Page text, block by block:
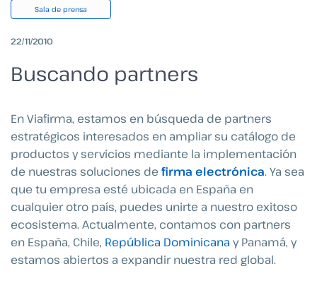
Sala de prensa
22/11/2010
Buscando partners
En Viafirma, estamos en búsqueda de partners
estratégicos interesados en ampliar su catálogo de
productos y servicios mediante la implementación
de nuestras soluciones de firma electrónica. Ya sea
que tu empresa esté ubicada en España en
cualquier otro país, puedes unirte a nuestro exitoso
ecosistema. Actualmente, contamos con partners
en España, Chile, República Dominicanay Panamá, y
estamos abiertos a expandir nuestra red global.